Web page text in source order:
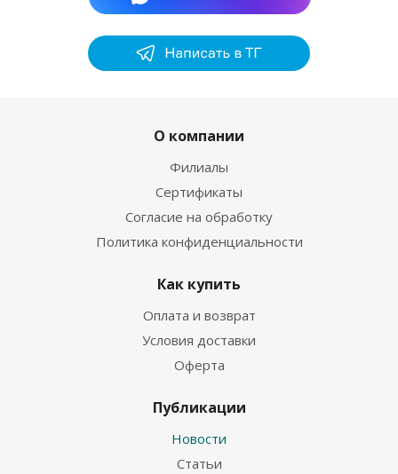
О компании
Филиалы
Сертификаты
Согласие на обработку
Политика конфиденциальности
Как купить
Оплата и возврат
Условия доставки
Оферта
Публикации
Новости
Статьи